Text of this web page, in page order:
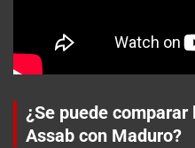
¿Se puede
Assab con Maduro?